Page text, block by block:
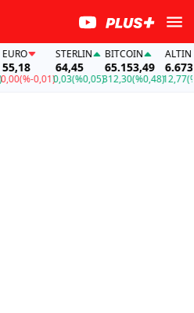
(%-0,01)
STERLIN
64,45
0,03(%0,05)
BITCOIN
65.153,49
312,30(%0,48)
ALTIN
6.673,32
12,77